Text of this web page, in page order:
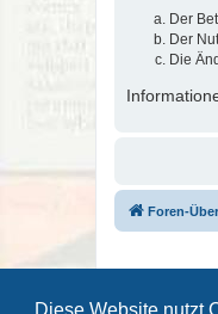
Der
Der
Die
Foren-